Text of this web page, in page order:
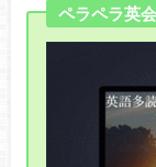
ペラペラ英